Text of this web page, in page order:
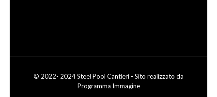
© 2022- 2024 Steel Pool Cantieri - Sito realizzato da
Programma Immagine